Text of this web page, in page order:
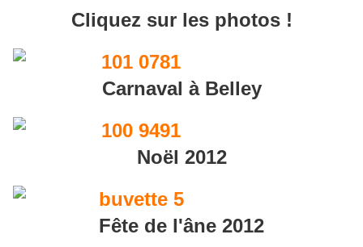
Cliquez sur les photos !
Carnaval à Belley
Noël 2012
Fête de l'âne 2012